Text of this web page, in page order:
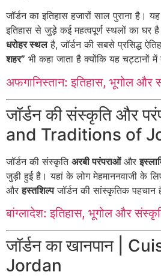
जॉर्डन का इतिहास हजारों साल पुराना है।
इतिहास से जुड़े कई महत्वपूर्ण स्थलों का घर
धरोहर स्थलहै, जॉर्डन की सबसे प्रसिद्ध
शहर” भी कहा जाता है क्योंकि यह चट्टानों में
अफगानिस्तान: इतिहास, भूगोल
जॉर्डन की संस्कृति और
and Traditions of
जॉर्डन की संस्कृति अरबी परंपराओंऔर
जुड़ी हुई है। यहां के लोग मेहमाननवाजी के
औरहस्तशिल्पजॉर्डन की सांस्कृतिक पहचान
बांग्लादेश: इतिहास, भूगोल और
जॉर्डन का खानपान |
Jordan